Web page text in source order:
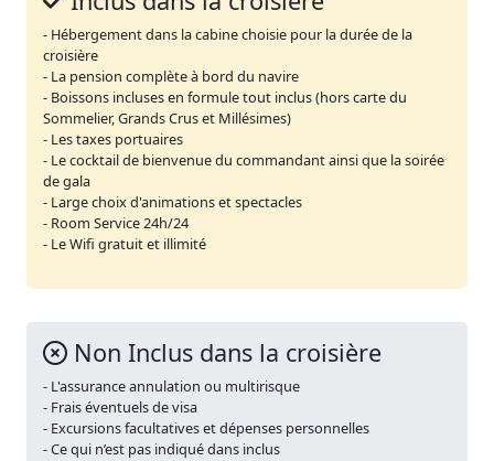
- Hébergement dans la cabine choisie pour la durée de la
croisière
- La pension complète à bord du navire
- Boissons incluses en formule tout inclus (hors carte du
Sommelier, Grands Crus et Millésimes)
- Les taxes portuaires
- Le cocktail de bienvenue du commandant ainsi que la soirée
de gala
- Large choix d'animations et spectacles
- Room Service 24h/24
- Le Wifi gratuit et illimité
Non Inclus dans la croisière
- L'assurance annulation ou multirisque
- Frais éventuels de visa
- Excursions facultatives et dépenses personnelles
- Ce qui n’est pas indiqué dans inclus